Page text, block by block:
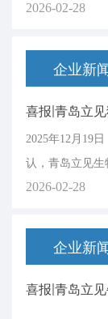
断ELISA抗体检
2026-02-28
企业新
2025年12月19
认，青岛立见生
检测试剂盒兽药
2026-02-28
企业新